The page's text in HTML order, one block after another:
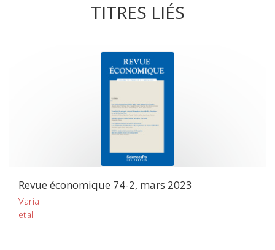
TITRES LIÉS
Revue économique 74-2, mars 2023
Varia
et al.